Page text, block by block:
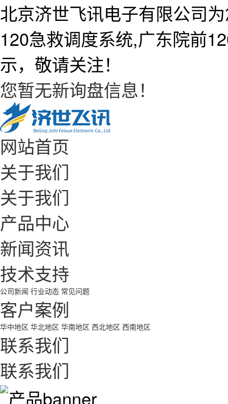
北京济世飞讯电子有限公司
120急救调度系统,广东院前
示，敬请关注！
您暂无新询盘信息！
网站首页
关于我们
关于我们
产品中心
新闻资讯
技术支持
公司新闻 行业动态 常见问题
客户案例
华中地区 华北地区 华南地区 西北地区 西南地区
联系我们
联系我们